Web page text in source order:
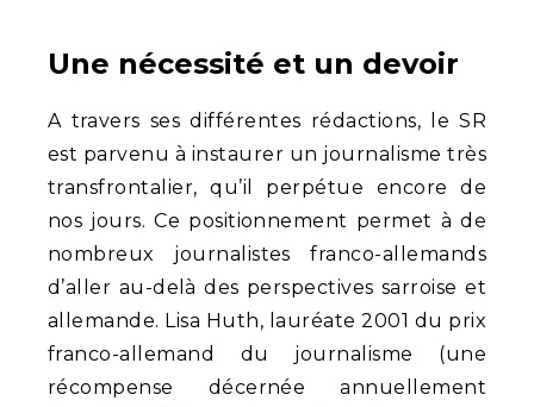
Une nécessité et un devoir
A travers ses différentes rédactions, le SR
est parvenu à instaurer un journalisme très
transfrontalier, qu’il perpétue encore de
nos jours. Ce positionnement permet à de
nombreux journalistes franco-allemands
d’aller au-delà des perspectives sarroise et
allemande. Lisa Huth, lauréate 2001 du prix
franco-allemand du journalisme (une
récompense décernée annuellement